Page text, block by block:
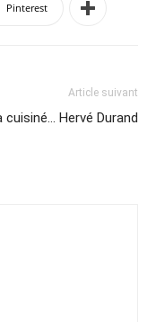
Pinterest
Article suivant
cuisiné… Hervé Durand